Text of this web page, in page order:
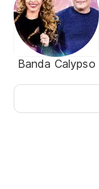
Banda Calypso